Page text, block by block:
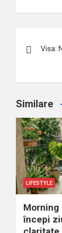
v
i
g
a
r
e
î
n
Visa:
Similare
LIFESTYLE
Morning
începi